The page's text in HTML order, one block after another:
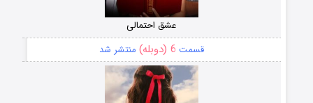
عشق احتمالی
قسمت 6 (دوبله) منتشر شد